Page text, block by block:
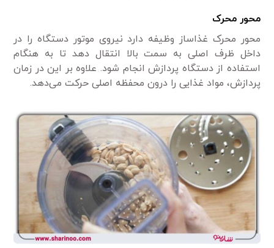
محور محرک
محور محرک غذاساز وظیفه دارد نیروی موتور دستگاه را در
داخل ظرف اصلی به سمت بالا انتقال دهد تا به هنگام
استفاده از دستگاه پردازش انجام شود. علاوه بر این در زمان
پردازش، مواد غذایی را درون محفظه اصلی حرکت می‌دهد.